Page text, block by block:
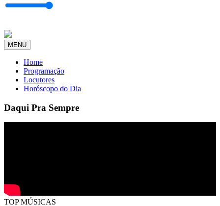
MENU
Home
Programação
Locutores
Horóscopo do Dia
Daqui Pra Sempre
TOP MÚSICAS